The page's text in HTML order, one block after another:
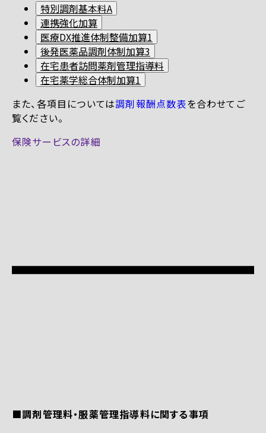
特別調剤基本料A
連携強化加算
医療DX推進体制整備加算1
後発医薬品調剤体制加算3
在宅患者訪問薬剤管理指導料
在宅薬学総合体制加算1
また、各項目については調剤報酬点数表を合わせてご
覧ください。
保険サービスの詳細
■調剤管理料・服薬管理指導料に関する事項